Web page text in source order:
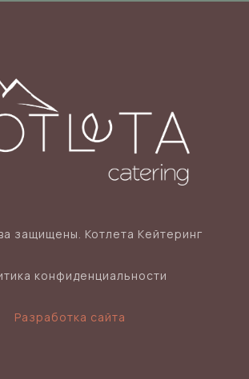
защищены. Котлета Кейтеринг
конфиденциальности
Разработка сайта